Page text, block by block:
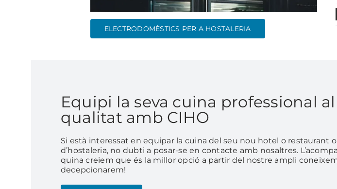
ELECTRODOMÈSTICS PER A HOSTALERIA
Equipi la seva cuina professional
qualitat amb CIHO
Si està interessat en equipar la cuina del seu nou hotel o restaurant
d’hostaleria, no dubti a posar-se en contacte amb nosaltres.
quina creiem que és la millor opció a partir del nostre ampli
decepcionarem!